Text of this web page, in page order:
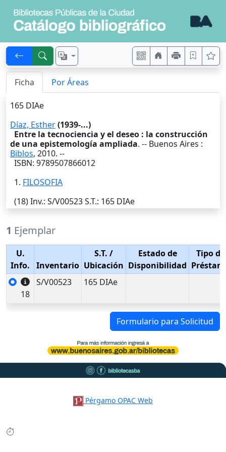
Ficha Por Áreas
165 DIAe
Díaz, Esther(1939-...)
Entre la tecnociencia y el deseo : la construcción
de una epistemología ampliada. -- Buenos Aires :
Biblos, 2010. --
ISBN: 9789507866012
1. FILOSOFIA
(18)Inv.: S/V00523S.T.: 165 DIAe
1 Ejemplar
U.
Info.
Inventario
S.T. /
Ubicación
Estado de
Disponibilidad
Tipo de
18
S/V00523 165 DIAe
Formulario para Solicitud
Pérgamo OPAC Web